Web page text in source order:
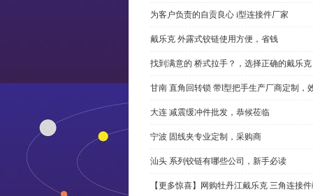
为客户负责的自贡良心 i型连接件厂家
戴乐克 外露式铰链使用方便，省钱
找到满意的 桥式拉手？，选择正确的戴乐克
甘南 直角回转锁 带l型把手生产厂商定制，
大连 减震缓冲件批发，恭候莅临
宁波 固线夹专业定制，采购商
汕头 系列铰链有哪些公司，新手必读
【更多惊喜】网购牡丹江戴乐克 三角连接